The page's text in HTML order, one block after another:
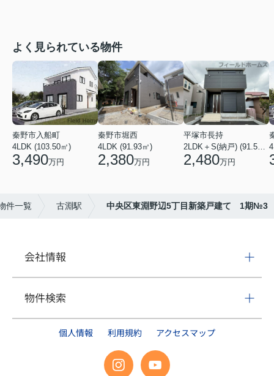
よく見られている物件
秦野市入船町
4LDK (103.50㎡)
3,490万円
秦野市堀西
4LDK (91.93㎡)
2,380万円
平塚市長持
2LDK＋S(納戸) (91.52㎡)
2,480万円
件一覧 古淵駅 中央区東淵野辺5丁目新築戸建て 1期№3
会社情報
物件検索
個人情報 利用規約 アクセスマップ